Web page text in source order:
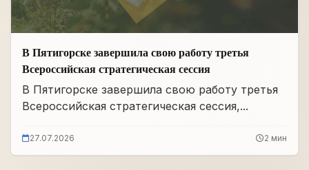
В Пятигорске завершила свою работу третья
Всероссийская стратегическая сессия
В Пятигорске завершила свою работу третья
Всероссийская стратегическая сессия,...
27.07.2026 2 мин